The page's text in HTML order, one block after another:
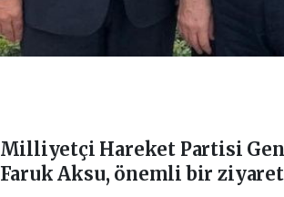
Milliyetçi Hareket Partisi
Faruk Aksu, önemli bir